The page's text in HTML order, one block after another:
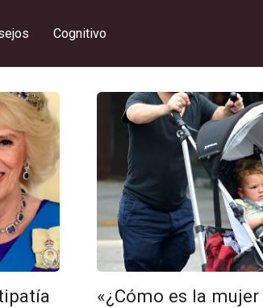
Cognitivo
«¿Cómo es la